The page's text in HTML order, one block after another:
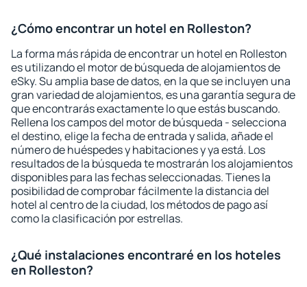
¿Cómo encontrar un hotel en Rolleston?
La forma más rápida de encontrar un hotel en Rolleston
es utilizando el motor de búsqueda de alojamientos de
eSky. Su amplia base de datos, en la que se incluyen una
gran variedad de alojamientos, es una garantía segura de
que encontrarás exactamente lo que estás buscando.
Rellena los campos del motor de búsqueda - selecciona
el destino, elige la fecha de entrada y salida, añade el
número de huéspedes y habitaciones y ya está. Los
resultados de la búsqueda te mostrarán los alojamientos
disponibles para las fechas seleccionadas. Tienes la
posibilidad de comprobar fácilmente la distancia del
hotel al centro de la ciudad, los métodos de pago así
como la clasificación por estrellas.
¿Qué instalaciones encontraré en los hoteles
en Rolleston?